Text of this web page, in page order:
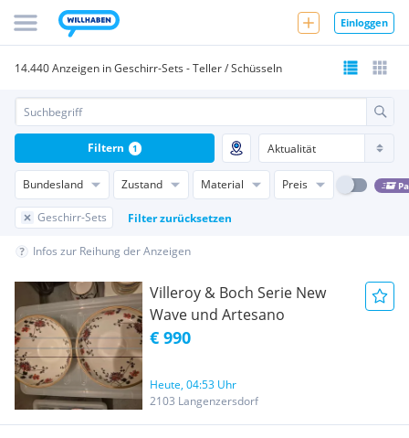
Einloggen
14.440 Anzeigen in Geschirr-Sets - Teller / Schüsseln
Bundesland Zustand Material Preis
Geschirr-Sets Filter zurücksetzen
Filtern 1
Infos zur Reihung der Anzeigen
Villeroy & Boch Serie New
Wave und Artesano
€ 990
Heute, 04:53 Uhr
2103 Langenzersdorf